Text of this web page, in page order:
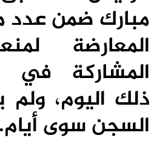
مبارك ضمن عدد
المعارضة
المشاركة في
ذلك اليوم،
السجن سوى أيام.